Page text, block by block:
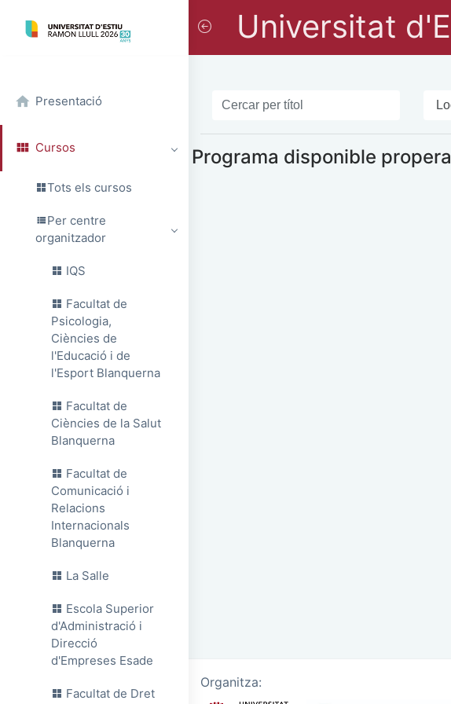
Universitat
Presentació
Cursos
Tots els cursos
Per centre
organitzador
IQS
Facultat de
Psicologia,
Ciències de
l'Educació i de
l'Esport Blanquerna
Facultat de
Ciències de la Salut
Blanquerna
Facultat de
Comunicació i
Relacions
Internacionals
Blanquerna
La Salle
Escola Superior
d'Administració i
Direcció
d'Empreses Esade
Facultat de Dret
Programa disponible
Organitza: